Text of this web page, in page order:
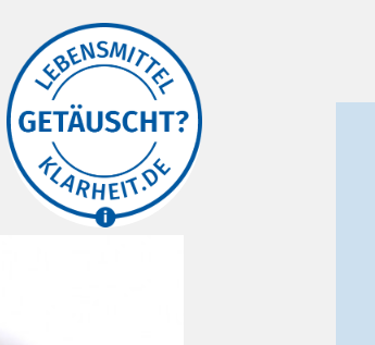
Über diese
Aussagen/Bilder ärgern
sich Verbraucher:innen.